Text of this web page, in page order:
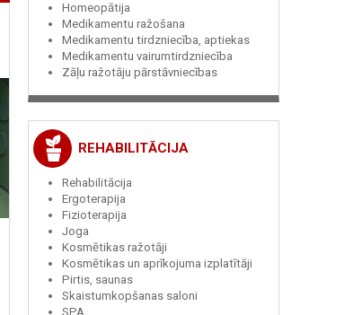
Homeopātija
Medikamentu ražošana
Medikamentu tirdzniecība, aptiekas
Medikamentu vairumtirdzniecība
Zāļu ražotāju pārstāvniecības
REHABILITĀCIJA
Rehabilitācija
Ergoterapija
Fizioterapija
Joga
Kosmētikas ražotāji
Kosmētikas un aprīkojuma izplatītāji
Pirtis, saunas
Skaistumkopšanas saloni
SPA